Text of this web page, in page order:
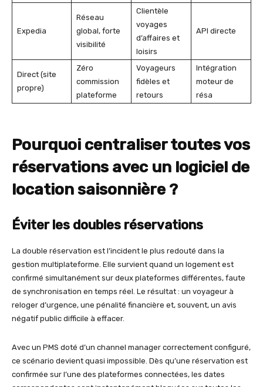
Expedia
Réseau
global, forte
visibilité
Clientèle
voyages
d’affaires et
loisirs
API directe
Direct (site
propre)
Zéro
commission
plateforme
Voyageurs
fidèles et
retours
Intégration
moteur de
résa
Pourquoi centraliser toutes vos
réservations avec un logiciel de
location saisonnière?
Éviter les doubles réservations
La double réservation est l’incident le plus redouté dans la
gestion multiplateforme. Elle survient quand un logement est
confirmé simultanément sur deux plateformes différentes, faute
de synchronisation en temps réel. Le résultat : un voyageur à
reloger d’urgence, une pénalité financière et, souvent, un avis
négatif public difficile à effacer.
Avec un PMS doté d’un channel manager correctement configuré,
ce scénario devient quasi impossible. Dès qu’une réservation est
confirmée sur l’une des plateformes connectées, les dates